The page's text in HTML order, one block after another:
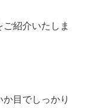
紹介いたしま
目でしっかり